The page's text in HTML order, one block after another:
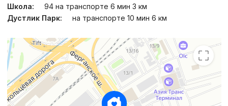
Школа:
94 на транспорте 6 мин 3 км
Дустлик Парк:
на транспорте 10 мин 6 км